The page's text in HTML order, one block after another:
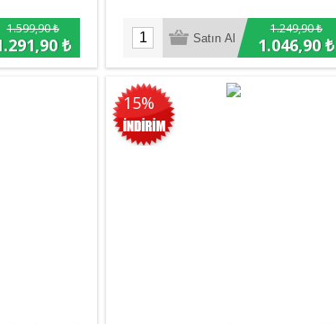
1.599,90 ₺
₺
1.249,90 ₺
1.046,90 ₺
15%